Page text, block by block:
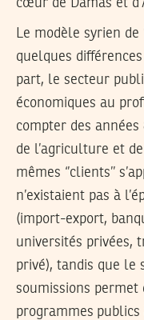
cœur de Damas et
Le modèle syrien de
quelques
part, le secteur
économiques au
compter des
de l’agriculture et
mêmes ‘’clients’’
n’existaient pas à
(import-export,
universités privées,
privé), tandis que le
soumissions permet
programmes